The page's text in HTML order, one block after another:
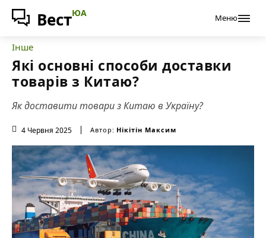
ВестЮА Меню
Інше
Які основні способи доставки
товарів з Китаю?
Як доставити товари з Китаю в Україну?
4 Червня 2025 Автор: Нікітін Максим